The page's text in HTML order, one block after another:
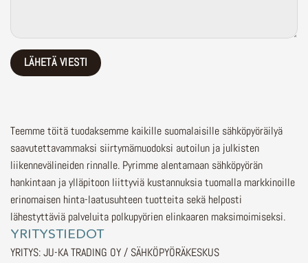
Teemme töitä tuodaksemme kaikille suomalaisille sähköpyöräilyä
saavutettavammaksi siirtymämuodoksi autoilun ja julkisten
liikennevälineiden rinnalle. Pyrimme alentamaan sähköpyörän
hankintaan ja ylläpitoon liittyviä kustannuksia tuomalla markkinoille
erinomaisen hinta-laatusuhteen tuotteita sekä helposti
lähestyttäviä palveluita polkupyörien elinkaaren maksimoimiseksi.
YRITYSTIEDOT
YRITYS: JU-KA TRADING OY / SÄHKÖPYÖRÄKESKUS